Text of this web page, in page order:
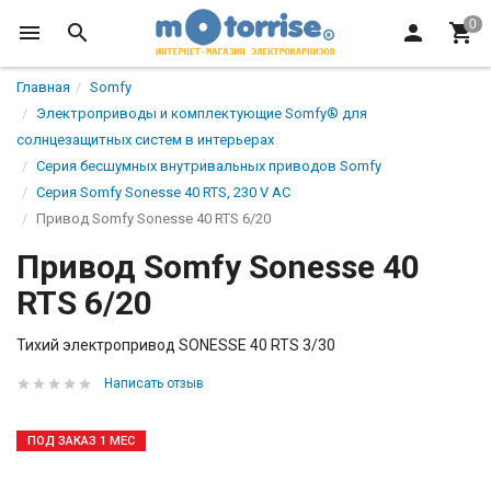
Главная
Somfy
Электроприводы и комплектующие Somfy® для
солнцезащитных систем в интерьерах
Серия бесшумных внутривальных приводов Somfy
Cерия Somfy Sonesse 40 RTS, 230 V AC
Привод Somfy Sonesse 40 RTS 6/20
Привод Somfy Sonesse 40
RTS 6/20
Тихий электропривод SONESSE 40 RTS 3/30
Написать отзыв
ПОД ЗАКАЗ 1 МЕС